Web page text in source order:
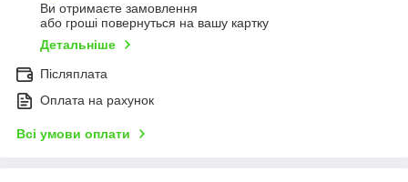
Ви отримаєте замовлення
або гроші повернуться на вашу картку
Детальніше
Післяплата
Оплата на рахунок
Всі умови оплати